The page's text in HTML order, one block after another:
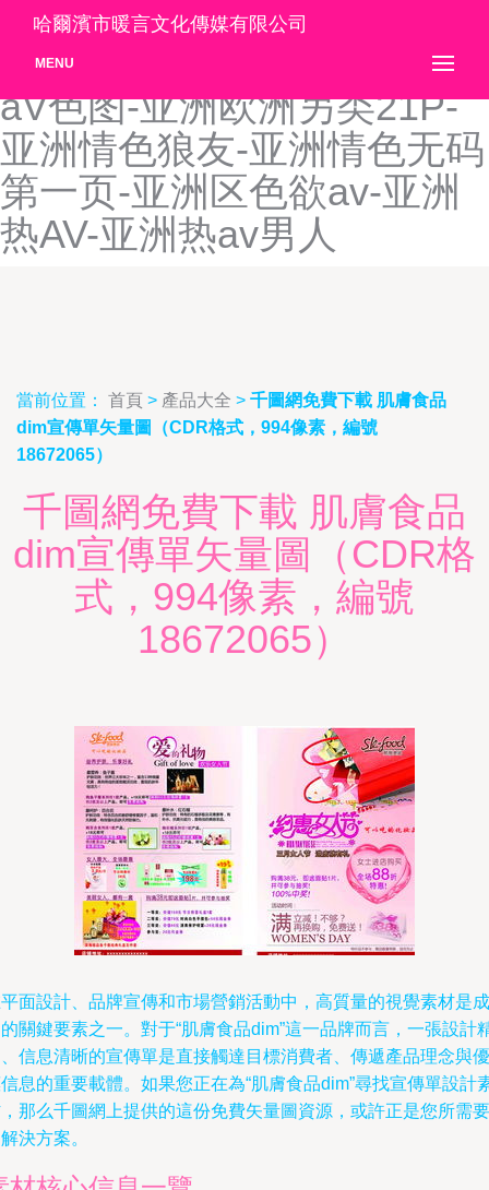
亚洲欧美色图25P-亚洲欧美
性交-亚洲欧美淫-亚洲欧洲
aV色图-亚洲欧洲另类21P-
亚洲情色狼友-亚洲情色无码
第一页-亚洲区色欲av-亚洲
热AV-亚洲热av男人
哈爾濱市暖言文化傳媒有限公司
MENU
當前位置： 首頁 > 產品大全 > 千圖網免費下載 肌膚食品
dim宣傳單矢量圖（CDR格式，994像素，編號
18672065）
千圖網免費下載 肌膚食品
dim宣傳單矢量圖（CDR格
式，994像素，編號
18672065）
面設計、品牌宣傳和市場營銷活動中，高質量的視覺素材是成
關鍵要素之一。對于“肌膚食品dim”這一品牌而言，一張設計
信息清晰的宣傳單是直接觸達目標消費者、傳遞產品理念與優
息的重要載體。如果您正在為“肌膚食品dim”尋找宣傳單設計
那么千圖網上提供的這份免費矢量圖資源，或許正是您所需要
決方案。